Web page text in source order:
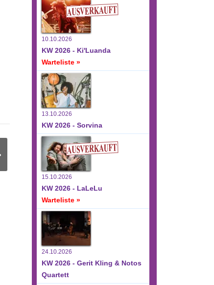
10.10.2026
KW 2026 - Ki'Luanda
Warteliste »
13.10.2026
KW 2026 - Sorvina
15.10.2026
KW 2026 - LaLeLu
Warteliste »
24.10.2026
KW 2026 - Gerit Kling & Notos
Quartett